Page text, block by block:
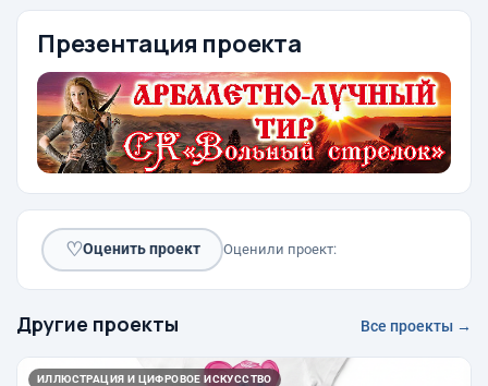
Презентация проекта
♡Оценить проект Оценили проект:
Другие проекты Все проекты →
ИЛЛЮСТРАЦИЯ И ЦИФРОВОЕ ИСКУССТВО